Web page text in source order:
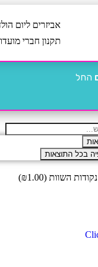
אביזרים ליום
תקנון חברי
החל
בכל התוצאות
₪1.00
)